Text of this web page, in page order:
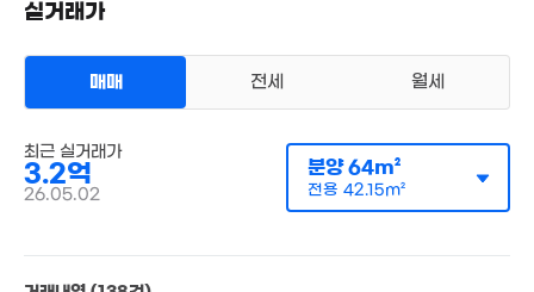
아파트
전용42m²
실거래가
매매 전세 월세
최근 실거래가
3.2억
26.05.02
분양64m²
전용 42.15m²